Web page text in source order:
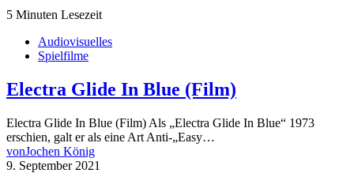
5 Minuten Lesezeit
Audiovisuelles
Spielfilme
Electra Glide In Blue (Film)
Electra Glide In Blue (Film) Als „Electra Glide In Blue“ 1973
erschien, galt er als eine Art Anti-„Easy…
vonJochen König
9. September 2021